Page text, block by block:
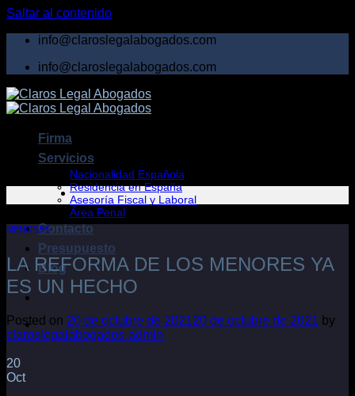
Saltar al contenido
info@claroslegalabogados.com
info@claroslegalabogados.com
Firma
Servicios
Nacionalidad Española
Residencia en España
Asesoría Fiscal y Laboral
Área Penal
Contacto
Presupuesto
Blog
MENORES
LA REFORMA DE LOS MENORES YA
ES UN HECHO
Posted on 20 de octubre de 202120 de octubre de 2021 by
claroslegalabogados-admin
20
Oct